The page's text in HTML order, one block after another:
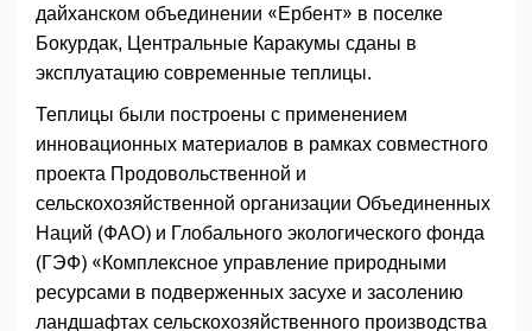
дайханском объединении «Ербент» в поселке
Бокурдак, Центральные Каракумы сданы в
эксплуатацию современные теплицы.
Теплицы были построены с применением
инновационных материалов в рамках совместного
проекта Продовольственной и
сельскохозяйственной организации Объединенных
Наций (ФАО) и Глобального экологического фонда
(ГЭФ) «Комплексное управление природными
ресурсами в подверженных засухе и засолению
ландшафтах сельскохозяйственного производства